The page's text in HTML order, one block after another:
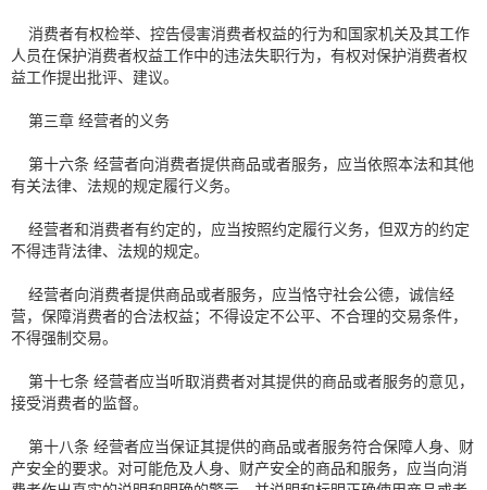
消费者有权检举、控告侵害消费者权益的行为和国家机关及其工作
人员在保护消费者权益工作中的违法失职行为，有权对保护消费者权
益工作提出批评、建议。
第三章 经营者的义务
第十六条 经营者向消费者提供商品或者服务，应当依照本法和其他
有关法律、法规的规定履行义务。
经营者和消费者有约定的，应当按照约定履行义务，但双方的约定
不得违背法律、法规的规定。
经营者向消费者提供商品或者服务，应当恪守社会公德，诚信经
营，保障消费者的合法权益；不得设定不公平、不合理的交易条件，
不得强制交易。
第十七条 经营者应当听取消费者对其提供的商品或者服务的意见，
接受消费者的监督。
第十八条 经营者应当保证其提供的商品或者服务符合保障人身、财
产安全的要求。对可能危及人身、财产安全的商品和服务，应当向消